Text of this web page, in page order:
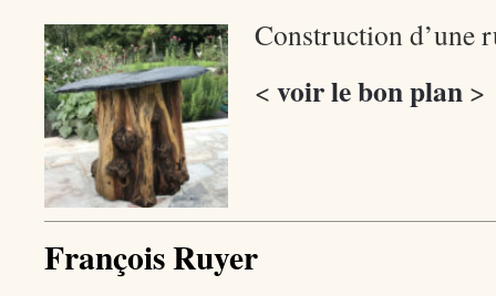
Construction d’une
< voir le bon plan >
François Ruyer